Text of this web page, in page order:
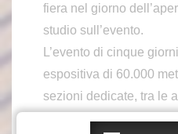
fiera nel giorno
studio sull’evento.
L’evento di cinque
espositiva di 60.000
sezioni dedicate, tra le